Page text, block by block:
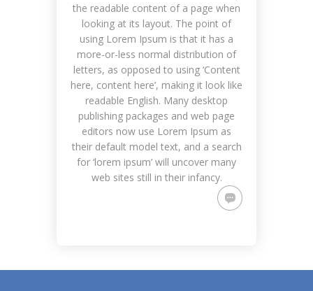
the readable content of a page when
looking at its layout. The point of
using Lorem Ipsum is that it has a
more-or-less normal distribution of
letters, as opposed to using ‘Content
here, content here’, making it look like
readable English. Many desktop
publishing packages and web page
editors now use Lorem Ipsum as
their default model text, and a search
for ‘lorem ipsum’ will uncover many
web sites still in their infancy.